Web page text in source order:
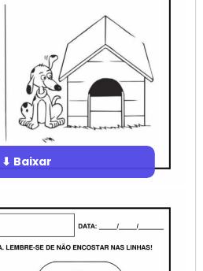
⬇ Baixar